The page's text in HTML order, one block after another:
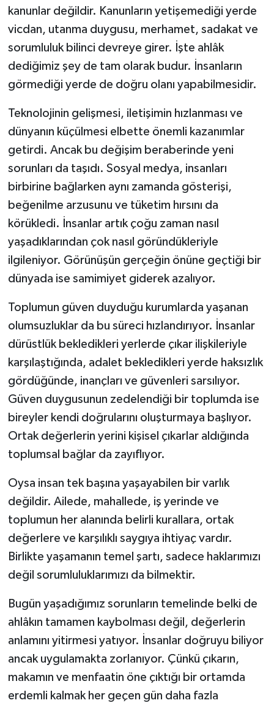
kanunlar değildir. Kanunların yetişemediği yerde
vicdan, utanma duygusu, merhamet, sadakat ve
sorumluluk bilinci devreye girer. İşte ahlâk
dediğimiz şey de tam olarak budur. İnsanların
görmediği yerde de doğru olanı yapabilmesidir.
Teknolojinin gelişmesi, iletişimin hızlanması ve
dünyanın küçülmesi elbette önemli kazanımlar
getirdi. Ancak bu değişim beraberinde yeni
sorunları da taşıdı. Sosyal medya, insanları
birbirine bağlarken aynı zamanda gösterişi,
beğenilme arzusunu ve tüketim hırsını da
körükledi. İnsanlar artık çoğu zaman nasıl
yaşadıklarından çok nasıl göründükleriyle
ilgileniyor. Görünüşün gerçeğin önüne geçtiği bir
dünyada ise samimiyet giderek azalıyor.
Toplumun güven duyduğu kurumlarda yaşanan
olumsuzluklar da bu süreci hızlandırıyor. İnsanlar
dürüstlük bekledikleri yerlerde çıkar ilişkileriyle
karşılaştığında, adalet bekledikleri yerde haksızlık
gördüğünde, inançları ve güvenleri sarsılıyor.
Güven duygusunun zedelendiği bir toplumda ise
bireyler kendi doğrularını oluşturmaya başlıyor.
Ortak değerlerin yerini kişisel çıkarlar aldığında
toplumsal bağlar da zayıflıyor.
Oysa insan tek başına yaşayabilen bir varlık
değildir. Ailede, mahallede, iş yerinde ve
toplumun her alanında belirli kurallara, ortak
değerlere ve karşılıklı saygıya ihtiyaç vardır.
Birlikte yaşamanın temel şartı, sadece haklarımızı
değil sorumluluklarımızı da bilmektir.
Bugün yaşadığımız sorunların temelinde belki de
ahlâkın tamamen kaybolması değil, değerlerin
anlamını yitirmesi yatıyor. İnsanlar doğruyu biliyor
ancak uygulamakta zorlanıyor. Çünkü çıkarın,
makamın ve menfaatin öne çıktığı bir ortamda
erdemli kalmak her geçen gün daha fazla